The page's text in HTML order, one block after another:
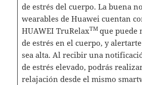
de estrés del cuerpo. La buena
wearables de Huawei cuentan
HUAWEI TruRelaxTM que puede
de estrés en el cuerpo, y
sea alta. Al recibir una
de estrés elevado, podrás
relajación desde el mismo